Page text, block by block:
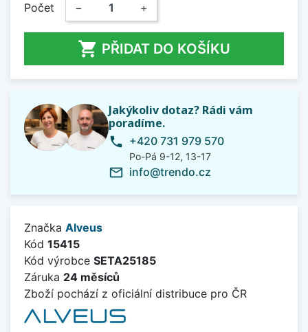
Počet − +
 PŘIDAT DO KOŠÍKU
Jakýkoliv dotaz? Rádi vám
poradíme.
phone +420 731 979 570
Po-Pá 9-12, 13-17
mail_outline info@trendo.cz
Značka Alveus
Kód 15415
Kód výrobce SETA25185
Záruka 24 měsíců
Zboží pochází z oficiální distribuce pro ČR